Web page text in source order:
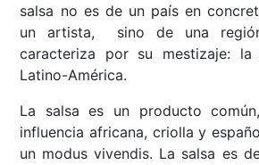
salsa no es de un país en
un artista, sino de una
caracteriza por su mestizaje:
Latino-América.
La salsa es un producto
influencia africana, criolla y
un modus vivendis. La salsa es